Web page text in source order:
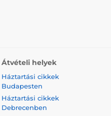
Átvételi helyek
Háztartási cikkek
Budapesten
Háztartási cikkek
Debrecenben